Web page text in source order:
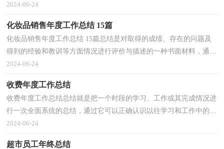
感性认知上升到全面的、系统的、本质的理性认...
2024-06-24
化妆品销售年度工作总结 15篇
化妆品销售年度工作总结 15篇总结是对取得的成绩、存在的问题及
得到的经验和教训等方面情况进行评价与描述的一种书面材料，通过
它可以正确认识以往学习和工作中的优缺点，不如...
2024-06-24
收费年度工作总结
收费年度工作总结总结就是把一个时段的学习、工作或其完成情况进
行一次全面系统的总结，通过它可以正确认识以往学习和工作中的优
缺点，不妨坐下来好好写写总结吧。你想知道总结...
2024-06-24
超市员工年终总结